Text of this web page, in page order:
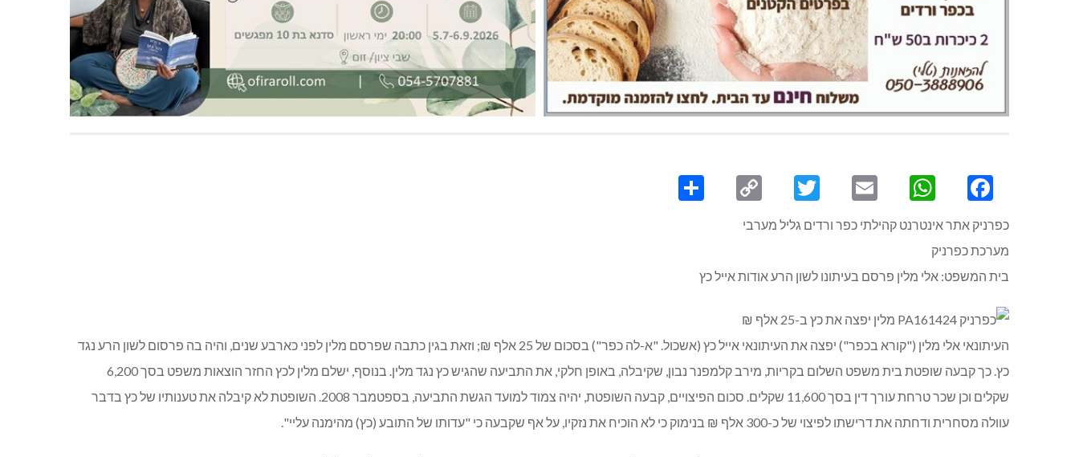
Facebook
WhatsApp
Email
Twitter
Copy
כפרניק אתר אינטרנט קהילתי כפר ורדים גליל מערבי
מערכת כפרניק
בית המשפט: אלי מלין פרסם בעיתונו לשון הרע אודות אייל כץ
העיתונאי אלי מלין ("קורא בכפר") יפצה את העיתונאי אייל כץ (אשכול. "א-לה כפר") בסכום של 25 אלף ₪; וזאת בגין כתבה שפרסם מלין לפני כארבע שנים, והיה בה פרסום לשון הרע נגד
כץ. כך קבעה שופטת בית משפט השלום בקריות, מירב קלמפנר נבון, שקיבלה, באופן חלקי, את התביעה שהגיש כץ נגד מלין. בנוסף, ישלם מלין לכץ החזר הוצאות משפט בסך 6,200
שקלים וכן שכר טרחת עורך דין בסך 11,600 שקלים. סכום הפיצויים, קבעה השופטת, יהיה צמוד למועד הגשת התביעה, בספטמבר 2008. השופטת לא קיבלה את טענותיו של כץ בדבר
עוולה מסחרית ודחתה את דרישתו לפיצוי של כ-300 אלף ₪ בנימוק כי לא הוכיח את נזקיו, על אף שקבעה כי "עדותו של התובע (כץ) מהימנה עליי".